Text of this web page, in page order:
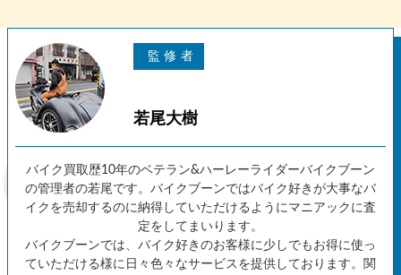
若尾大樹
バイク買取歴10年のベテラン&ハーレーライダーバイクブーン
の管理者の若尾です。バイクブーンではバイク好きが大事なバ
イクを売却するのに納得していただけるようにマニアックに査
定をしてまいります。
バイクブーンでは、バイク好きのお客様に少しでもお得に使っ
ていただける様に日々色々なサービスを提供しております。関